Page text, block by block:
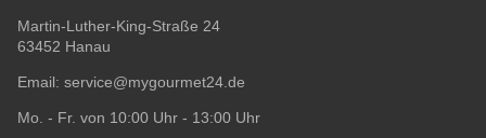
Martin-Luther-King-Straße 24
63452 Hanau
Email: service@mygourmet24.de
Mo. - Fr. von 10:00 Uhr - 13:00 Uhr